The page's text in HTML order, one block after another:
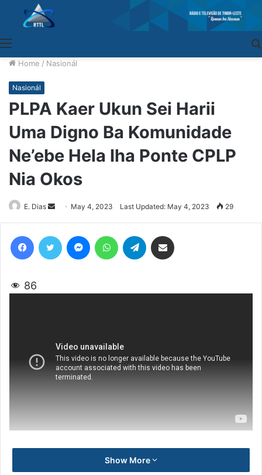
Home / Nasionál
Nasionál
PLPA Kaer Ukun Sei Harii
Uma Digno Ba Komunidade
Ne’ebe Hela Iha Ponte CPLP
Nia Okos
E. Dias
Send
an
May 4, 2023 Last Updated: May 4, 2023 29
86
Show More